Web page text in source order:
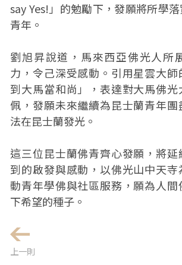
say Yes!」的勉勵下，發願將所學
青年。
劉旭昇說道，馬來西亞佛光人所
力，令己深受感動。引用星雲大師
到大馬當和尚」，表達對大馬佛光
佩，發願未來繼續為昆士蘭青年團
法在昆士蘭發光。
這三位昆士蘭佛青齊心發願，將延
到的啟發與感動，以佛光山中天寺
動青年學佛與社區服務，願為人間
下希望的種子。
上一則